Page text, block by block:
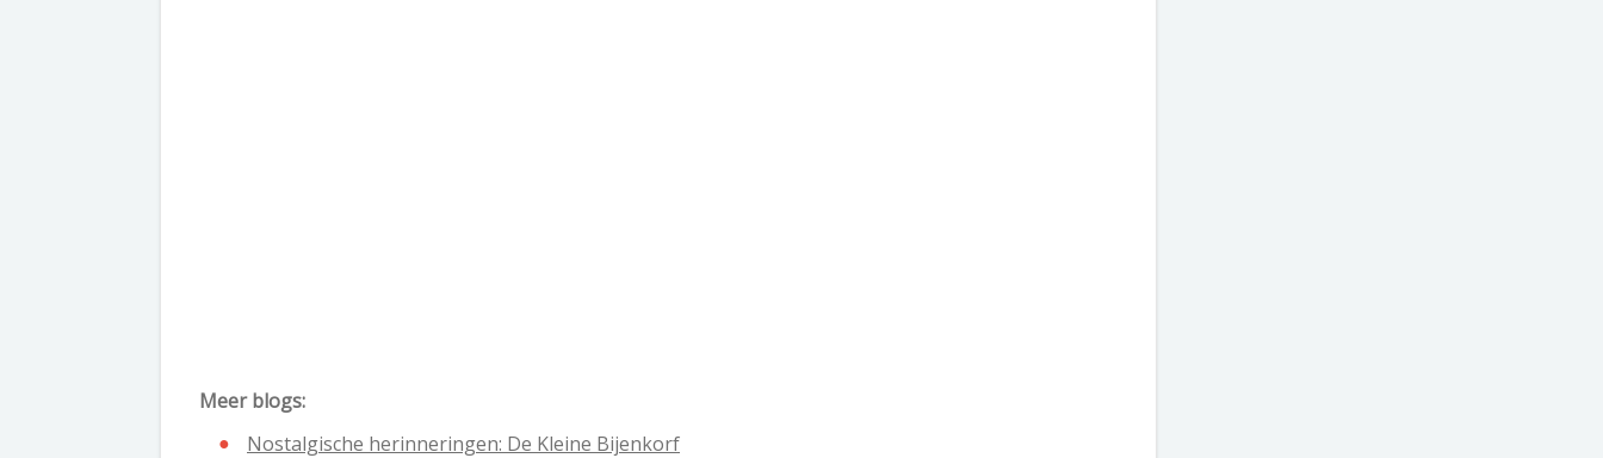
Meer blogs:
Nostalgische herinneringen: De Kleine Bijenkorf